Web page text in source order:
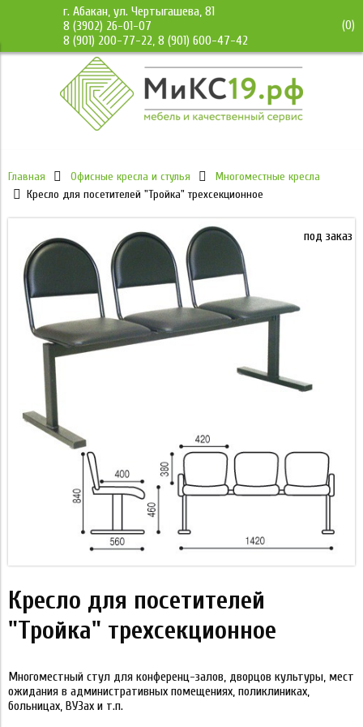
г. Абакан, ул. Чертыгашева, 81
8 (3902) 26-01-07
8 (901) 200-77-22, 8 (901) 600-47-42
(0)
Главная Офисные кресла и стулья
Многоместные кресла
Кресло для посетителей "Тройка" трехсекционное
под заказ
Кресло для посетителей
"Тройка" трехсекционное
Многоместный стул для конференц-залов, дворцов культуры, мест
ожидания в административных помещениях, поликлиниках,
больницах, ВУЗах и т.п.